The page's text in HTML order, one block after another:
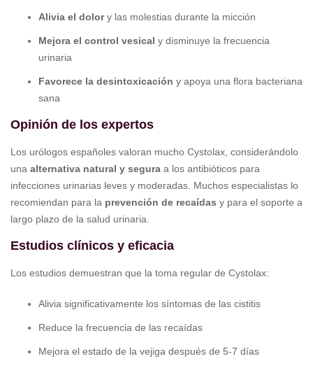
Alivia el dolory las molestias durante la micción
Mejora el control vesical y disminuye la frecuencia
urinaria
Favorece la desintoxicación y apoya una flora bacteriana
sana
Opinión de los expertos
Los urólogos españoles valoran mucho Cystolax, considerándolo
una alternativa natural y segura a los antibióticos para
infecciones urinarias leves y moderadas. Muchos especialistas lo
recomiendan para la prevención de recaídas y para el soporte a
largo plazo de la salud urinaria.
Estudios clínicos y eficacia
Los estudios demuestran que la toma regular de Cystolax:
Alivia significativamente los síntomas de las cistitis
Reduce la frecuencia de las recaídas
Mejora el estado de la vejiga después de 5-7 días